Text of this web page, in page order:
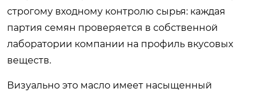
строгому входному контролю сырья: каждая
партия семян проверяется в собственной
лаборатории компании на профиль вкусовых
веществ.
Визуально это масло имеет насыщенный